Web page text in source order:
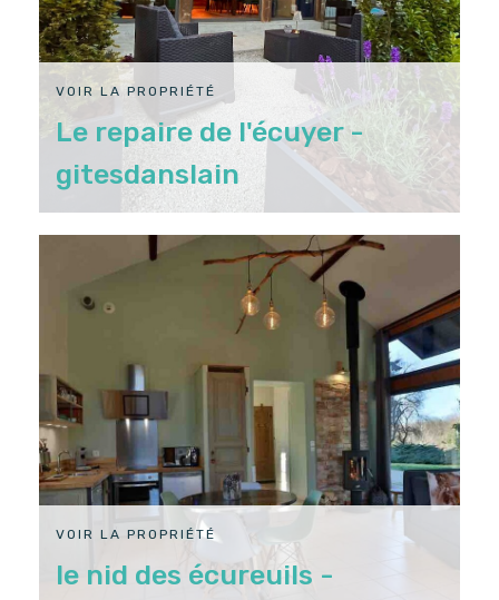
VOIR LA PROPRIÉTÉ
Le repaire de l'écuyer -
gitesdanslain
VOIR LA PROPRIÉTÉ
le nid des écureuils -